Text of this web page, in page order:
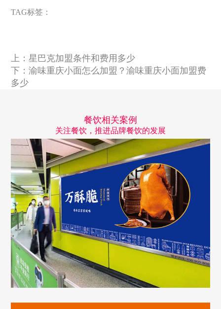
TAG标签：
上：星巴克加盟条件和费用多少
下：渝味重庆小面怎么加盟？渝味重庆小面加盟费
多少
餐饮相关案例
关注餐饮，推进品牌餐饮的发展